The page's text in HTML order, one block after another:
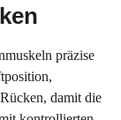
präzise
damit die